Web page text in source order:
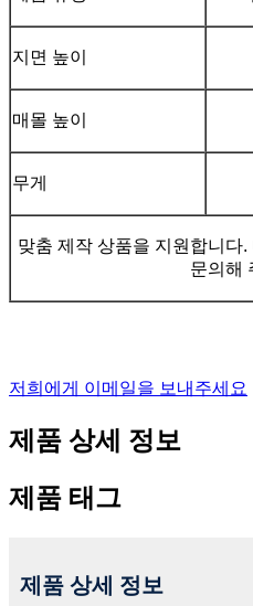
지면 높이
매몰 높이
무게
맞춤 제작 상품을 지원합니다
문의해
저희에게 이메일을 보내주세요
제품 상세 정보
제품 태그
제품 상세 정보